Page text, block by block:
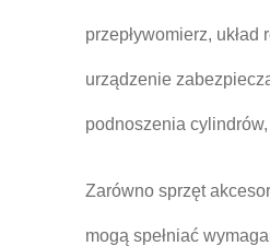
przepływomierz, układ
urządzenie
podnoszenia cylindrów,
Zarówno sprzęt
mogą spełniać